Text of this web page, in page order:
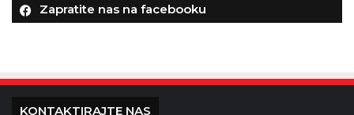
Zapratite nas na facebooku
KONTAKTIRAJTE NAS